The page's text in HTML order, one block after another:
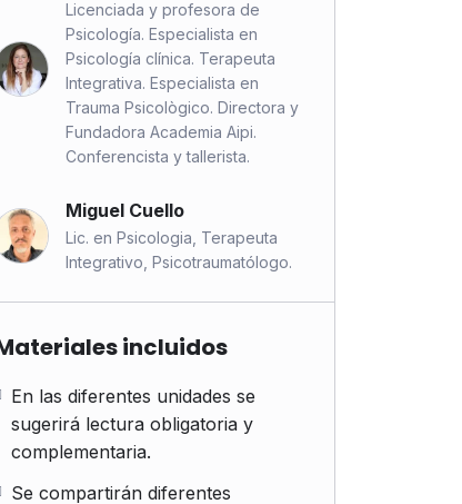
Licenciada y profesora de
Psicología. Especialista en
Psicología clínica. Terapeuta
Integrativa. Especialista en
Trauma Psicològico. Directora y
Fundadora Academia Aipi.
Conferencista y tallerista.
Miguel Cuello
Lic. en Psicologia, Terapeuta
Integrativo, Psicotraumatólogo.
incluidos
En las diferentes unidades se
sugerirá lectura obligatoria y
complementaria.
Se compartirán diferentes